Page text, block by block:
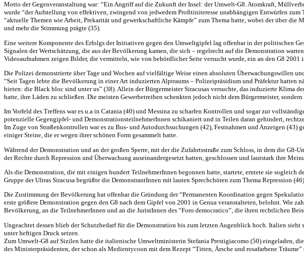
Motto der Gegenveranstaltung war: “Ein Angriff auf die Zukunft der Insel: der Umwelt-G8. Atomkraft,
wurde “der Aufstellung von effektiven, zwingend von jedwedem Profitiniteresse unabhängigen Entwürfen
“aktuelle Themen wie Arbeit, Prekarität und gewerkschaftliche Kämpfe” zum Thema hatte, wobei der über
und mehr die Stimmung prägte (35).
Eine weitere Komponente des Erfolgs der Initiativen gegen den Umweltgipfel lag offenbar in der politischen
Signalen der Wertschätzung, die aus der Bevölkerung kamen, die sich – regelrecht auf die Demonstration
Videoaufnahmen zeigen Bilder, die vermitteln, wie von behördlicher Seite versucht wurde, ein an den G8 2001
Die Polizei demonstrierte über Tage und Wochen auf vielfältige Weise einen absoluten Überwachungswillen
“Seit Tagen lebte die Bevölkerung in einer Art induzierten Alptraums – Polizeipräsidium und Präfektur
bieten: die Black bloc sind unter us” (38). Allein der Bürgermeister Siracusas versuchte, das induzierte Klima
hatte, ihre Läden zu schließen. Die meisten Gewerbetreiben schenkten jedoch nicht dem Bürgermeister,
Im Vorfeld des Treffens war es u.a in Catania (40) und Messina zu scharfen Kontrollen und sogar zur
potenzielle Gegengipfel- und DemonstrationsteilnehmerInnen schikaniert und in Teilen daran gehindert,
Im Zuge von Straßenkontrollen war es zu Bus- und Autodurchsuchungen (42), Festnahmen und Anzeigen
einiger Steine, die er wegen ihrer schönen Form gesammelt hatte.
Während der Demonstration und an der großen Sperre, mit der die Zufahrtsstraße zum Schloss, in dem die
der Rechte durch Repression und Überwachung auseinandergesetzt hatten, geschlossen und lautstark ihre
Als die Demonstration, die mit einigen hundert TeilnehmerInnen begonnen hatte, startete, erntete sie sogleich
Gruppe der Ultras Siracusa begrüßte die DemonstrantInnen mit lauten Sprechchören zum Thema Repression
Die Zustimmung der Bevölkerung hat offenbar die Gründung der “Permanenten Koordination gegen
erste größere Demonstration gegen den G8 nach dem Gipfel von 2001 in Genua veranstalteten, belohnt. Wie
Bevölkerung, an die TeilnehmerInnen und an die JuristInnen des “Foro democratico”, die ihren rechtlichen
Ungeachtet dessen blieb der Schutzbedarf für die Demonstration bis zum letzten Augenblick hoch. Italien
unter heftigen Druck setzen.
Zum Umwelt-G8 auf Sizilen hatte die italienische Umweltministerin Stefania Prestigiacomo (50) eingeladen,
des Ministerpräsidenten, der schon als Medientycoon mit dem Rezept “Titten, Ärsche und rosafarbene Träume”